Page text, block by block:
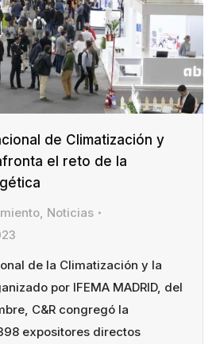
de Climatización y
el reto de la
, Noticias
de la Climatización y la
por IFEMA MADRID, del
C&R congregó la
expositores directos